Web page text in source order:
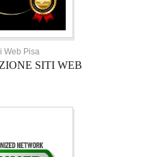
Web Pisa
SITI WEB